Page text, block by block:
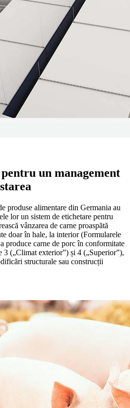
un management
produse alimentare din Germania au
lor un sistem de etichetare pentru
vânzarea de carne proaspătă
doar în hale, la interior (Formularele
produce carne de porc în conformitate
3 („Climat exterior”) și 4 („Superior”),
structurale sau construcții